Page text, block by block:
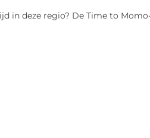
in deze regio? De Time to